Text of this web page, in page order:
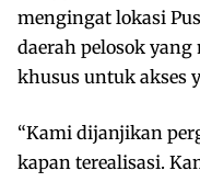
mengingat lokasi
daerah pelosok
khusus untuk akses
“Kami dijanjikan
kapan terealisasi.